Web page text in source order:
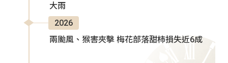
大雨
2026
兩颱風、猴害夾擊 梅花部落甜柿損失近6成